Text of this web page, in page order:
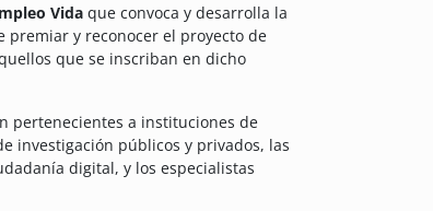
Vida que convoca y desarrolla la
y reconocer el proyecto de
que se inscriban en dicho
pertenecientes a instituciones de
investigación públicos y privados, las
digital, y los especialistas